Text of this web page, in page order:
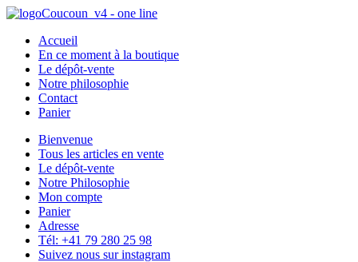
Accueil
En ce moment à la boutique
Le dépôt-vente
Notre philosophie
Contact
Panier
Bienvenue
Tous les articles en vente
Le dépôt-vente
Notre Philosophie
Mon compte
Panier
Adresse
Tél: +41 79 280 25 98
Suivez nous sur instagram